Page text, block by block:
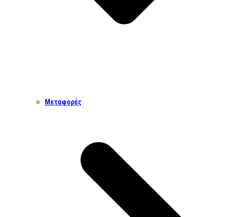
Μεταφορές